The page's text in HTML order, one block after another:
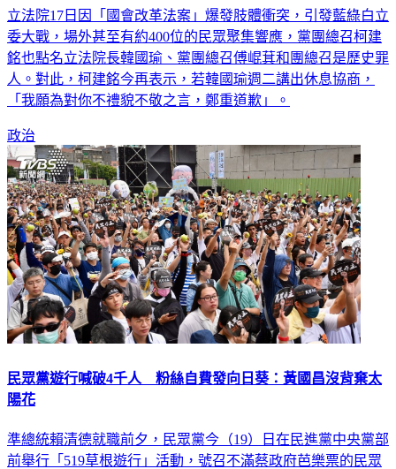
立法院17日因「國會改革法案」爆發肢體衝突，引發藍綠白立
委大戰，場外甚至有約400位的民眾聚集響應，黨團總召柯建
銘也點名立法院長韓國瑜、黨團總召傅崐萁和團總召是歷史罪
人。對此，柯建銘今再表示，若韓國瑜週二講出休息協商，
「我願為對你不禮貌不敬之言，鄭重道歉」。
政治
民眾黨遊行喊破4千人 粉絲自費發向日葵：黃國昌沒背棄太
陽花
準總統賴清德就職前夕，民眾黨今（19）日在民進黨中央黨部
前舉行「519草根遊行」活動，號召不滿蔡政府芭樂票的民眾